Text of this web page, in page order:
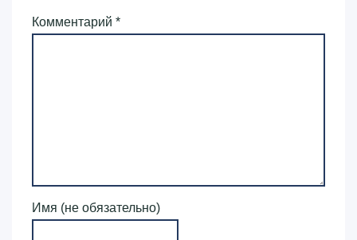
Комментарий *
Имя (не обязательно)